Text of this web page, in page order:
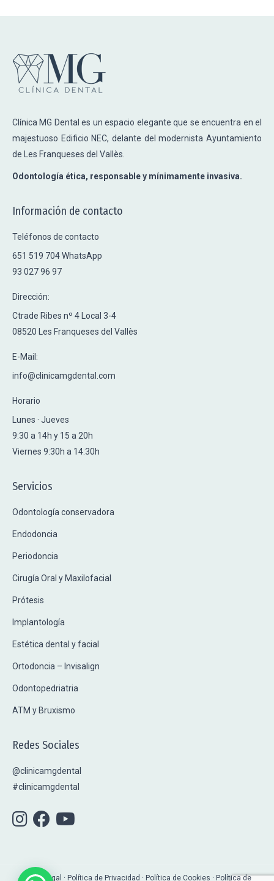
Clínica MG Dental es un espacio elegante que se encuentra en el
majestuoso Edificio NEC, delante del modernista Ayuntamiento
de Les Franqueses del Vallès.
Odontología ética, responsable y mínimamente invasiva.
Información de contacto
Teléfonos de contacto
651 519 704 WhatsApp
93 027 96 97
Dirección:
Ctrade Ribes nº 4 Local 3-4
08520 Les Franqueses del Vallès
E-Mail:
info@clinicamgdental.com
Horario
Lunes · Jueves
9:30 a 14h y 15 a 20h
Viernes 9:30h a 14:30h
Servicios
Odontología conservadora
Endodoncia
Periodoncia
Cirugía Oral y Maxilofacial
Prótesis
Implantología
Estética dental y facial
Ortodoncia – Invisalign
Odontopedriatria
ATM y Bruxismo
Redes Sociales
@clinicamgdental
#clinicamgdental
Aviso Legal · Política de Privacidad · Política de Cookies · Política de